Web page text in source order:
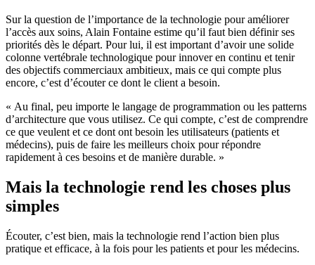
Sur la question de l’importance de la technologie pour améliorer
l’accès aux soins, Alain Fontaine estime qu’il faut bien définir ses
priorités dès le départ. Pour lui, il est important d’avoir une solide
colonne vertébrale technologique pour innover en continu et tenir
des objectifs commerciaux ambitieux, mais ce qui compte plus
encore, c’est d’écouter ce dont le client a besoin.
« Au final, peu importe le langage de programmation ou les patterns
d’architecture que vous utilisez. Ce qui compte, c’est de comprendre
ce que veulent et ce dont ont besoin les utilisateurs (patients et
médecins), puis de faire les meilleurs choix pour répondre
rapidement à ces besoins et de manière durable. »
Mais la technologie rend les choses plus
simples
Écouter, c’est bien, mais la technologie rend l’action bien plus
pratique et efficace, à la fois pour les patients et pour les médecins.